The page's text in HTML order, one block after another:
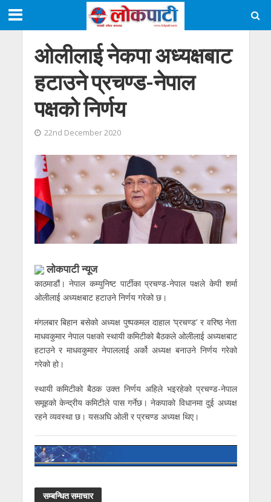
ओलीलाई नेकपा अध्यक्षबाट
हटाउने प्रचण्ड-नेपाल
पक्षको निर्णय
22nd December 2020
लोकपाटी न्यूज
काठमाडौं। नेपाल कम्युनिष्ट पार्टीका प्रचण्ड-नेपाल पक्षले केपी शर्मा
ओलीलाई अध्यक्षबाट हटाउने निर्णय गरेको छ।
मंगलबार बिहान बसेको अध्यक्ष पुष्पकमल दाहाल ‘प्रचण्ड’ र वरिष्ठ नेता
माधवकुमार नेपाल पक्षको स्थायी कमिटीको बैठकले ओलीलाई अध्यक्षबाट
हटाउने र माधवकुमार नेपाललाई अर्को अध्यक्ष बनाउने निर्णय गरेको
गरेको हो।
स्थायी कमिटीको बैठक उक्त निर्णय अहिले भइरहेको प्रचण्ड-नेपाल
समूहको केन्द्रीय कमिटीले पास गर्नेछ। नेकपाको विधानमा दुई अध्यक्ष
रहने व्यवस्था छ। यसअघि ओली र प्रचण्ड अध्यक्ष थिए।
सम्बन्धित समाचार